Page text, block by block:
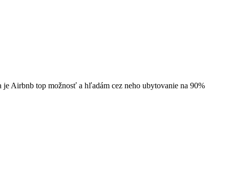
Airbnb top možnosť a hľadám cez neho ubytovanie na 90%